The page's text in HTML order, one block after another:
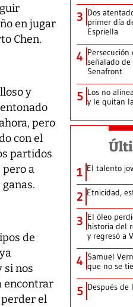
en jugar
Chen.
y
pero
con el
partidos
pero a
de
si nos
encontrar
el
3 Dos
primer día
Espriella
4 señalado
Senafront
5 Los no
y le quitan
1 El talento
2 Etnicidad,
3 El óleo
historia del
y regresó a
4 Samuel
que no se
5 Después de